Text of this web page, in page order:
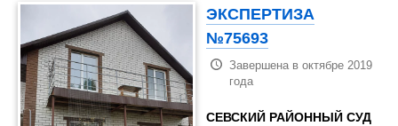
ЭКСПЕРТИЗА
№75693
Завершена в октябре 2019
года
СЕВСКИЙ РАЙОННЫЙ СУД